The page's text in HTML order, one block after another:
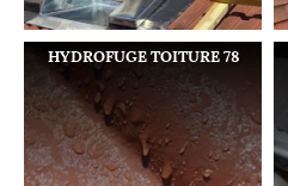
HYDROFUGE TOITURE 78